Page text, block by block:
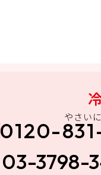
0120-
やさい
03-3798-